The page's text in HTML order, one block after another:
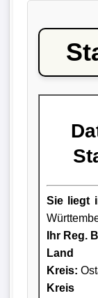
Sie liegt
Ihr Reg.
Land
Kreis:
Kreis